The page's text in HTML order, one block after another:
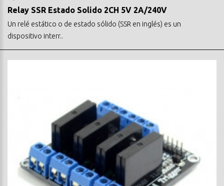
Relay SSR Estado Solido 2CH 5V 2A/240V
Un relé estático o de estado sólido (SSR en inglés) es un
dispositivo interr..